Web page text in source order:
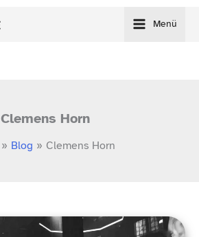
Menü
Clemens Horn
Blog Clemens Horn